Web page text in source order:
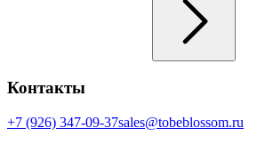
Контакты
+7 (926) 347-09-37sales@tobeblossom.ru